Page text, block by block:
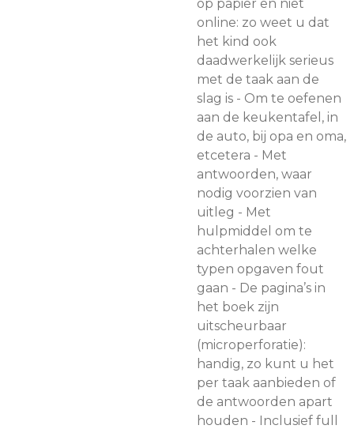
op papier en niet
online: zo weet u dat
het kind ook
daadwerkelijk serieus
met de taak aan de
slag is - Om te oefenen
aan de keukentafel, in
de auto, bij opa en oma,
etcetera - Met
antwoorden, waar
nodig voorzien van
uitleg - Met
hulpmiddel om te
achterhalen welke
typen opgaven fout
gaan - De pagina’s in
het boek zijn
uitscheurbaar
(microperforatie):
handig, zo kunt u het
per taak aanbieden of
de antwoorden apart
houden - Inclusief full